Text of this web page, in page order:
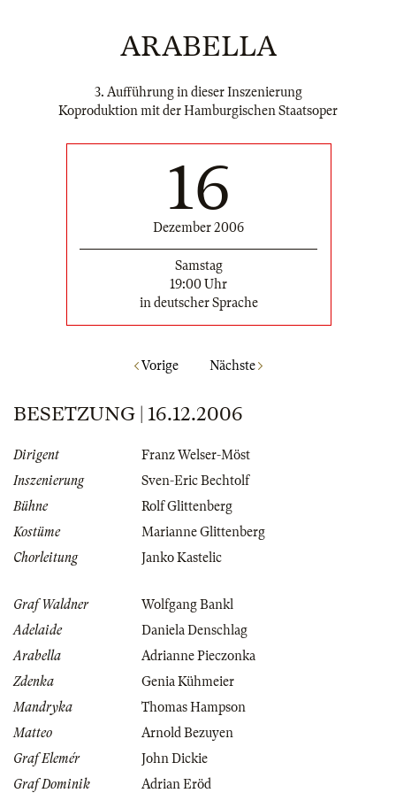
ARABELLA
3. Aufführung in dieser Inszenierung
Koproduktion mit der Hamburgischen Staatsoper
16
Dezember 2006
Samstag
19:00 Uhr
in deutscher Sprache
Vorige Nächste
BESETZUNG | 16.12.2006
Dirigent
Franz Welser-Möst
Inszenierung
Sven-Eric Bechtolf
Bühne
Rolf Glittenberg
Kostüme
Marianne Glittenberg
Chorleitung
Janko Kastelic
Graf Waldner
Wolfgang Bankl
Adelaide
Daniela Denschlag
Arabella
Adrianne Pieczonka
Zdenka
Genia Kühmeier
Mandryka
Thomas Hampson
Matteo
Arnold Bezuyen
Graf Elemér
John Dickie
Graf Dominik
Adrian Eröd